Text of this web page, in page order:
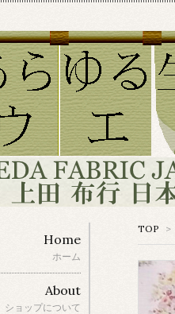
TOP >
Home
ホーム
About
ショップについて